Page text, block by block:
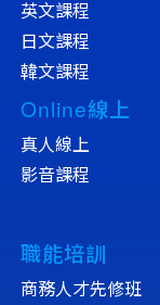
英文課程
日文課程
韓文課程
Online線上
真人線上
影音課程
職能培訓
商務人才先修班